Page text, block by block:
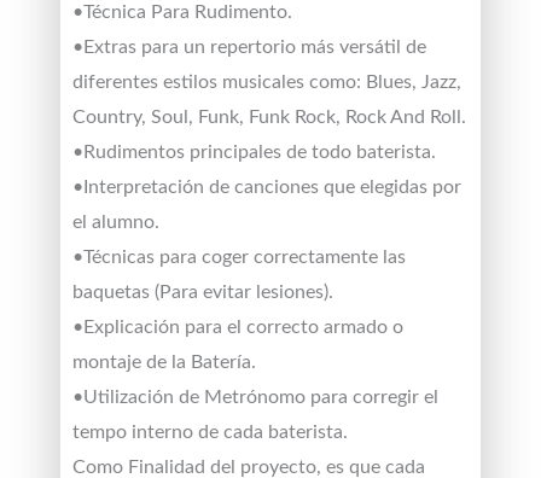
•Técnica Para Rudimento.
•Extras para un repertorio más versátil de
diferentes estilos musicales como: Blues, Jazz,
Country, Soul, Funk, Funk Rock, Rock And Roll.
•Rudimentos principales de todo baterista.
•Interpretación de canciones que elegidas por
el alumno.
•Técnicas para coger correctamente las
baquetas (Para evitar lesiones).
•Explicación para el correcto armado o
montaje de la Batería.
•Utilización de Metrónomo para corregir el
tempo interno de cada baterista.
Como Finalidad del proyecto, es que cada